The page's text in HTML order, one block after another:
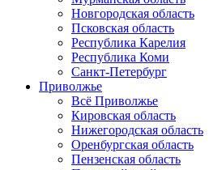
Новгородская область
Псковская область
Республика Карелия
Республика Коми
Санкт-Петербург
Приволжье
Всё Приволжье
Кировская область
Нижегородская область
Оренбургская область
Пензенская область